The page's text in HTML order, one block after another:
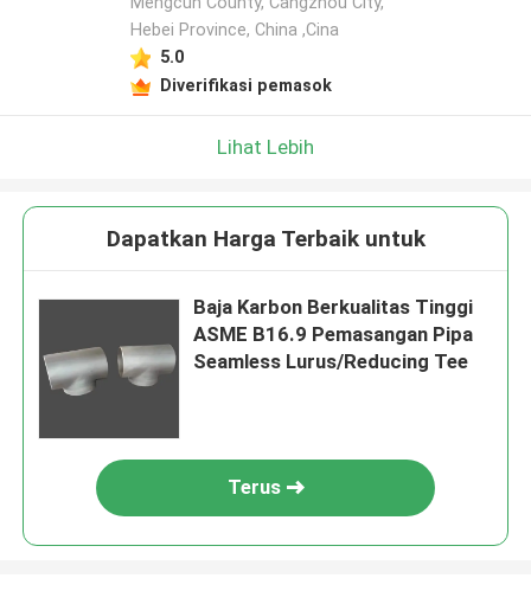
Hebei Province, China ,Cina
5.0
Diverifikasi pemasok
Lihat Lebih
Dapatkan Harga Terbaik untuk
Baja Karbon Berkualitas Tinggi
ASME B16.9 Pemasangan Pipa
Seamless Lurus/Reducing Tee
Terus